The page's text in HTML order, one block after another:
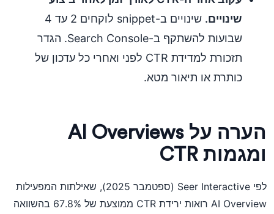
שינויים.
שינויים ב-snippet לוקחים 2 עד 4
שבועות להשתקף ב-Search Console. הגדר
תזכורת למדידת CTR לפני ואחרי כל עדכון של
כותרת או תיאור מטא.
הערה על AI Overviews
ומגמות CTR
לפי Seer Interactive (ספטמבר 2025), שאילתות המפעילות
AI Overview רואות ירידת CTR ממוצעת של 67.8% בהשוואה